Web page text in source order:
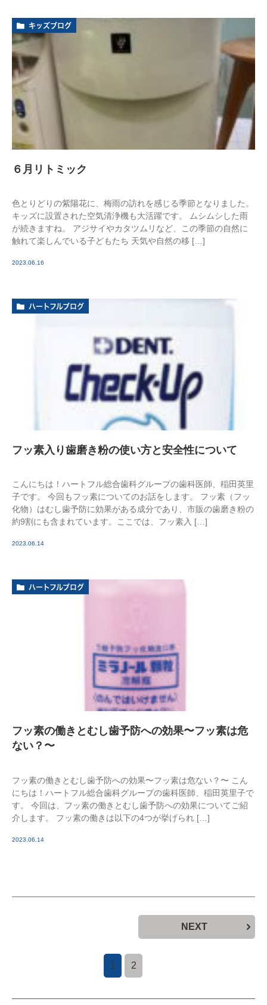
キッズブログ
６月リトミック
色とりどりの紫陽花に、梅雨の訪れを感じる季節となりました。
キッズに設置された空気清浄機も大活躍です。 ムシムシした雨
が続きますね。 アジサイやカタツムリなど、この季節の自然に
触れて楽しんでいる子どもたち 天気や自然の移 […]
2023.06.16
ハートフルブログ
フッ素入り歯磨き粉の使い方と安全性について
こんにちは！ハートフル総合歯科グループの歯科医師、稲田英里
子です。 今回もフッ素についてのお話をします。 フッ素（フッ
化物）はむし歯予防に効果がある成分であり、市販の歯磨き粉の
約9割にも含まれています。ここでは、フッ素入 […]
2023.06.14
ハートフルブログ
フッ素の働きとむし歯予防への効果〜フッ素は危
ない？〜
フッ素の働きとむし歯予防への効果〜フッ素は危ない？〜 こん
にちは！ハートフル総合歯科グループの歯科医師、稲田英里子で
す。 今回は、フッ素の働きとむし歯予防への効果についてご紹
介します。 フッ素の働きは以下の4つが挙げられ […]
2023.06.14
1 2
NEXT